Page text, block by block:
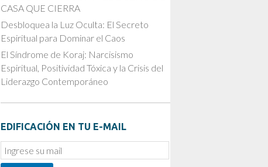
CASA QUE CIERRA
Desbloquea la Luz Oculta: El Secreto
Espiritual para Dominar el Caos
El Síndrome de Koraj: Narcisismo
Espiritual, Positividad Tóxica y la Crisis del
Liderazgo Contemporáneo
EDIFICACIÓN EN TU E-MAIL
Email
Subscription